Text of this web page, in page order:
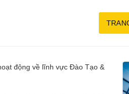
động về lĩnh vực Đào Tạo &